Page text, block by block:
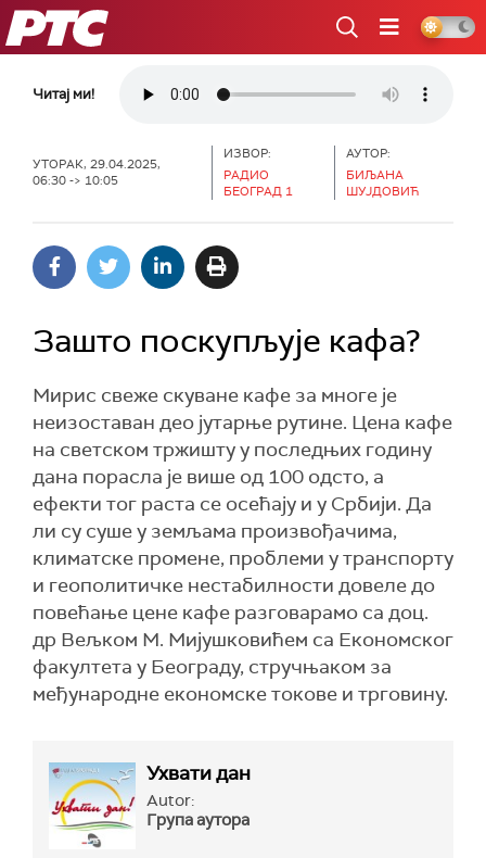
РТС
Читај ми!
УТОРАК, 29.04.2025,
06:30 -> 10:05
ИЗВОР:
РАДИО
БЕОГРАД 1
АУТОР:
БИЉАНА
ШУЈДОВИЋ
Зашто поскупљује кафа?
Мирис свеже скуване кафе за многе је
неизоставан део јутарње рутине. Цена кафе
на светском тржишту у последњих годину
дана порасла је више од 100 одсто, а
ефекти тог раста се осећају и у Србији. Да
ли су суше у земљама произвођачима,
климатске промене, проблеми у транспорту
и геополитичке нестабилности довеле до
повећање цене кафе разговарамо са доц.
др Вељком М. Мијушковићем са Економског
факултета у Београду, стручњаком за
међународне економске токове и трговину.
Ухвати дан
Autor:
Група аутора